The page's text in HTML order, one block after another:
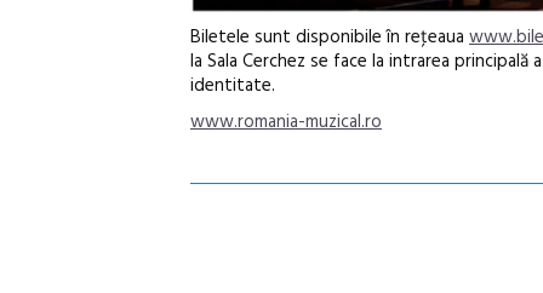
Biletele sunt disponibile în reţeaua
la Sala Cerchez se face la intrarea
identitate.
www.romania-muzical.ro